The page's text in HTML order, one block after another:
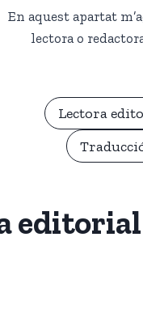
En aquest apartat
lectora o
Lectora
editorial